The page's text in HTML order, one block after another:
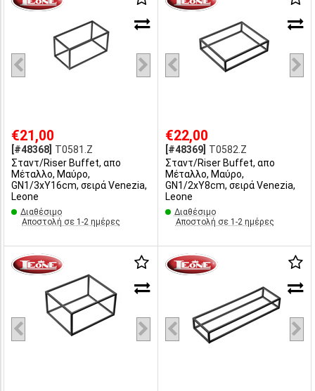
€21,00
[#48368] T0581.Z
Σταντ/Riser Buffet, απο
Μέταλλο, Μαύρο,
GN1/3xΥ16cm, σειρά Venezia,
Leone
Διαθέσιμο
Αποστολή σε 1-2 ημέρες
€22,00
[#48369] T0582.Z
Σταντ/Riser Buffet, απο
Μέταλλο, Μαύρο,
GN1/2xΥ8cm, σειρά Venezia,
Leone
Διαθέσιμο
Αποστολή σε 1-2 ημέρες